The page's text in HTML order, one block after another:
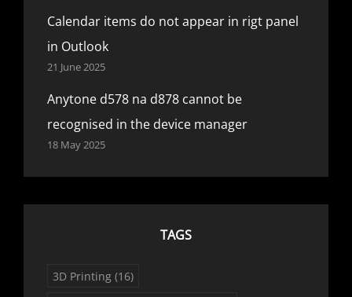
Calendar items do not appear in rigt panel
in Outlook
21 June 2025
Anytone d578 na d878 cannot be
recognised in the device manager
18 May 2025
TAGS
3D Printing (16)